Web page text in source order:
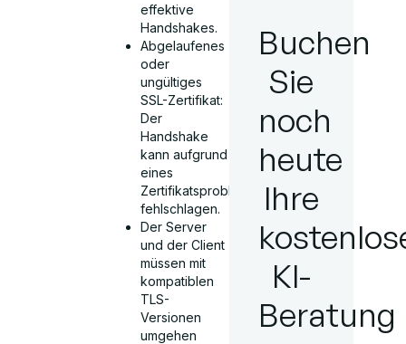
effektive
Handshakes.
Abgelaufenes
oder
ungültiges
SSL-Zertifikat:
Der
Handshake
kann aufgrund
eines
Zertifikatsproblems
fehlschlagen.
Der Server
und der Client
müssen mit
kompatiblen
TLS-
Versionen
umgehen
Buchen
Sie
noch
heute
Ihre
KI-
Beratung